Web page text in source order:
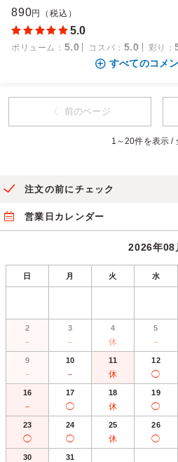
890円（税込）
5.0
ボリューム ： 5.0 コスパ ： 5.0 彩り ：
すべてのコメ
〈 前のページ
1～20件を表示 /
注文の前にチェック
営業日カレンダー
2026年08
日 月 火 水
2
－
3
－
4
休
5
－
9
－
10
－
11
休
12
◯
16
－
17
◯
18
休
19
◯
23
◯
24
◯
25
休
26
◯
30 31